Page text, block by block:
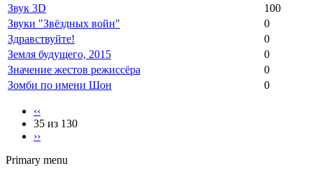
Звук 3D
100
Звуки "Звёздных войн"
0
Здравствуйте!
0
Земля будущего, 2015
0
Значение жестов режиссёра
0
Зомби по имени Шон
0
‹‹
35 из 130
››
Primary menu